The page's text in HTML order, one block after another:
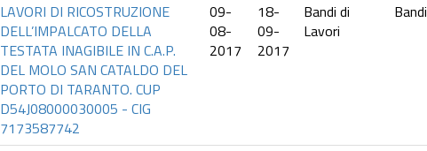
LAVORI DI RICOSTRUZIONE
DELL’IMPALCATO DELLA
TESTATA INAGIBILE IN C.A.P.
DEL MOLO SAN CATALDO DEL
PORTO DI TARANTO. CUP
D54J08000030005 - CIG
7173587742
09-
08-
2017
18-
09-
2017
Bandi di
Lavori
Bandi